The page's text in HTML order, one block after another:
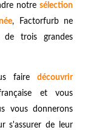
notre sélection
, Factorfurb ne
de trois grandes
faire découvrir
et vous
vous donnerons
s'assurer de leur